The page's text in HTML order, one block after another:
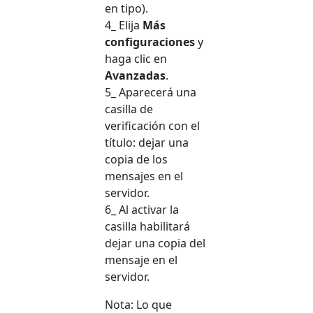
en tipo).
4_ Elija Más
configuracionesy
haga clic en
Avanzadas.
5_ Aparecerá una
casilla de
verificación con el
título: dejar una
copia de los
mensajes en el
servidor.
6_ Al activar la
casilla habilitará
dejar una copia del
mensaje en el
servidor.
Nota: Lo que